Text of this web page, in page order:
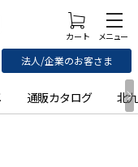
法人/企業のお客さま
通販カタログ 北